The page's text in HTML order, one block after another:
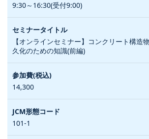
9:30～16:30(受付9:00)
【オンラインセミナー】コンクリート構造
久化のための知識(前編)
14,300
101-1